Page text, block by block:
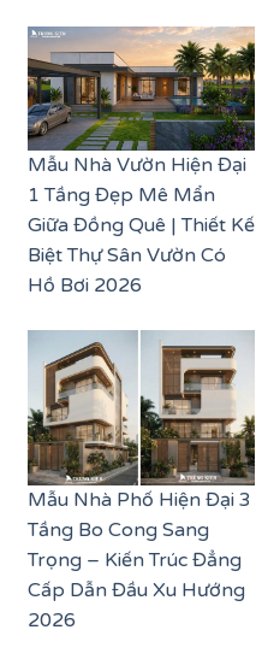
Mẫu Nhà Vườn Hiện Đại
1 Tầng Đẹp Mê Mẩn
Giữa Đồng Quê | Thiết Kế
Biệt Thự Sân Vườn Có
Hồ Bơi 2026
Mẫu Nhà Phố Hiện Đại 3
Tầng Bo Cong Sang
Trọng – Kiến Trúc Đẳng
Cấp Dẫn Đầu Xu Hướng
2026